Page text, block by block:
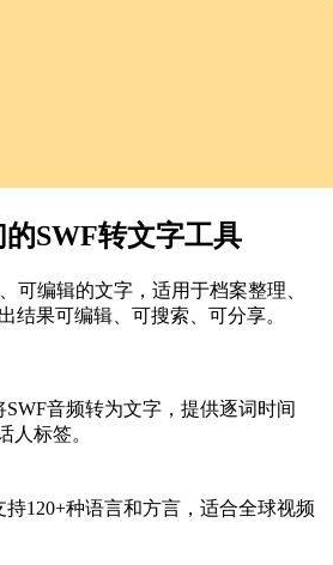
SWF转文字工具
可编辑的文字，适用于档案整理、
结果可编辑、可搜索、可分享。
音频转为文字，提供逐词时间
人标签。
持120+种语言和方言，适合全球视频